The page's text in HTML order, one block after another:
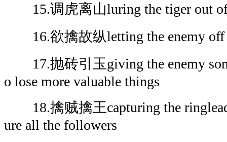
15.调虎离山luring the tiger out of
16.欲擒故纵letting the enemy off
17.抛砖引玉giving the enemy
o lose more valuable things
18.擒贼擒王capturing the
ure all the followers